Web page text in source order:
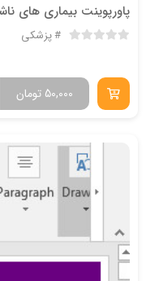
پاورپوینت بیماری های
پزشکی
تومان 50,000